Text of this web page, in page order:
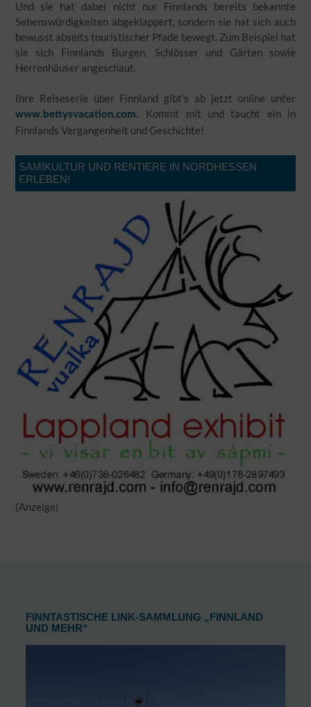
Und sie hat dabei nicht nur Finnlands bereits bekannte
Sehenswürdigkeiten abgeklappert, sondern sie hat sich auch
bewusst abseits touristischer Pfade bewegt. Zum Beispiel hat
sie sich Finnlands Burgen, Schlösser und Gärten sowie
Herrenhäuser angeschaut.
Ihre Reiseserie über Finnland gibt’s ab jetzt online unter
www.bettysvacation.com. Kommt mit und taucht ein in
Finnlands Vergangenheit und Geschichte!
SAMIKULTUR UND RENTIERE IN NORDHESSEN
ERLEBEN!
(Anzeige)
FINNTASTISCHE LINK-SAMMLUNG „FINNLAND
UND MEHR“